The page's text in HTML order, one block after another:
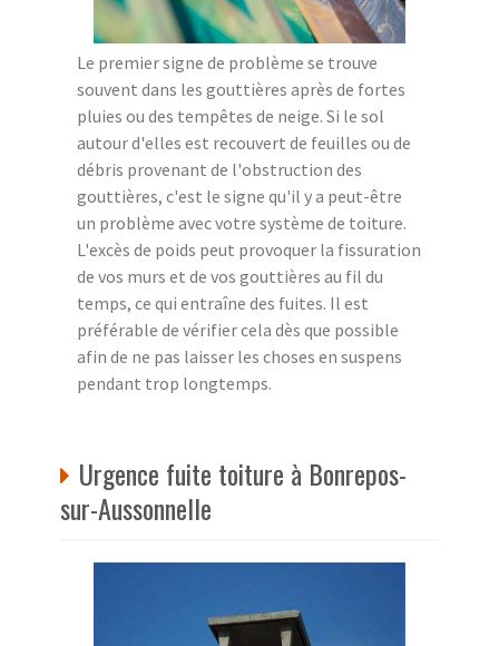
Le premier signe de problème se trouve
souvent dans les gouttières après de fortes
pluies ou des tempêtes de neige. Si le sol
autour d'elles est recouvert de feuilles ou de
débris provenant de l'obstruction des
gouttières, c'est le signe qu'il y a peut-être
un problème avec votre système de toiture.
L'excès de poids peut provoquer la fissuration
de vos murs et de vos gouttières au fil du
temps, ce qui entraîne des fuites. Il est
préférable de vérifier cela dès que possible
afin de ne pas laisser les choses en suspens
pendant trop longtemps.
Urgence fuite toiture à Bonrepos-
sur-Aussonnelle